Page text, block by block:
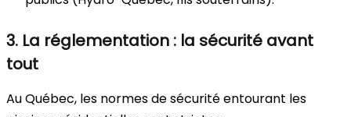
3. La réglementation : la sécurité avant
tout
Au Québec, les normes de sécurité entourant les